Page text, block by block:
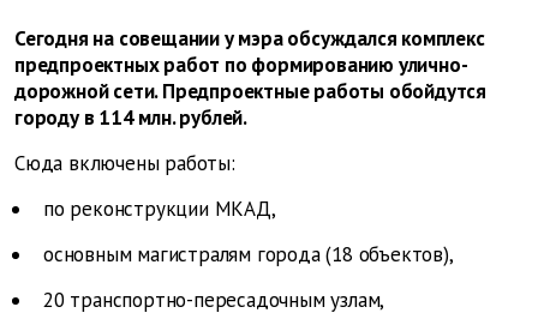
Сегодня на совещании у мэра обсуждался комплекс
предпроектных работ по формированию улично-
дорожной сети. Предпроектные работы обойдутся
городу в 114 млн. рублей.
Сюда включены работы:
по реконструкции МКАД,
основным магистралям города (18 объектов),
20 транспортно-пересадочным узлам,